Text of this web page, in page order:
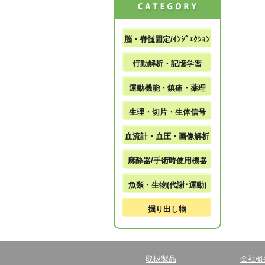
脳・脊髄固定/ｲﾝｼﾞｪｸｼｮﾝ
行動解析・記憶学習
運動機能・鎮痛・薬理
生理・切片・生体信号
血流計・血圧・画像解析
麻酔器/手術時使用機器
魚類・生物(代謝･運動)
掘り出し物
取扱製品 会社概